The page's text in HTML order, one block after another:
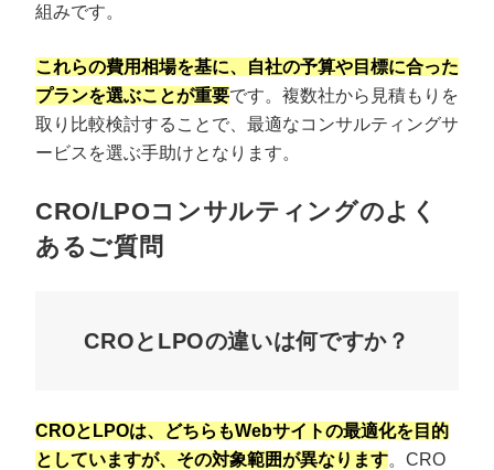
組みです。
これらの費用相場を基に、自社の予算や目標に合った
プランを選ぶことが重要です。複数社から見積もりを
取り比較検討することで、最適なコンサルティングサ
ービスを選ぶ手助けとなります。
CRO/LPOコンサルティングのよく
あるご質問
CROとLPOの違いは何ですか？
CROとLPOは、どちらもWebサイトの最適化を目的
としていますが、その対象範囲が異なります。CRO